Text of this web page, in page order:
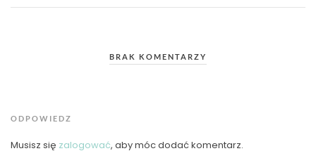
BRAK KOMENTARZY
ODPOWIEDZ
Musisz się zalogować, aby móc dodać komentarz.